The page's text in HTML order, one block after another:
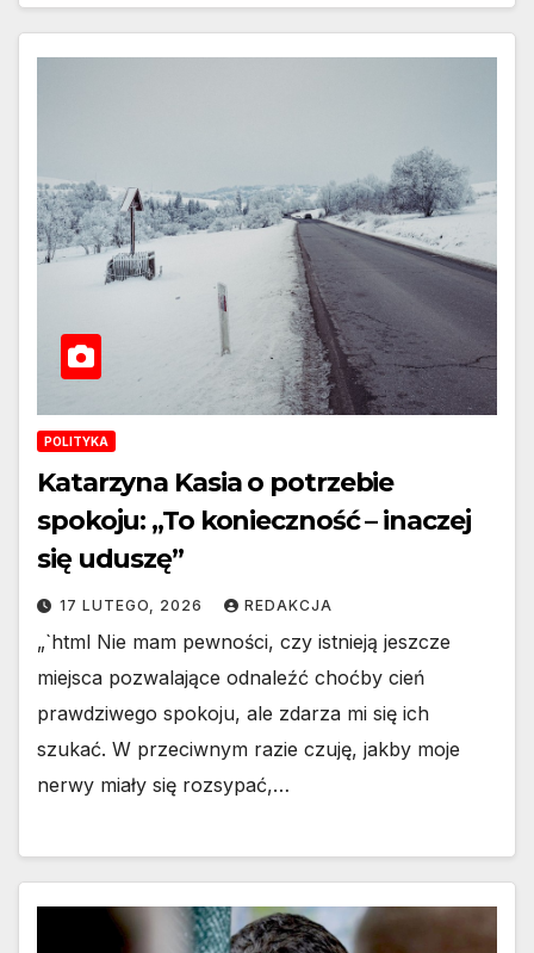
POLITYKA
Katarzyna Kasia o potrzebie
spokoju: „To konieczność – inaczej
się uduszę”
17 LUTEGO, 2026 REDAKCJA
„`html Nie mam pewności, czy istnieją jeszcze
miejsca pozwalające odnaleźć choćby cień
prawdziwego spokoju, ale zdarza mi się ich
szukać. W przeciwnym razie czuję, jakby moje
nerwy miały się rozsypać,…